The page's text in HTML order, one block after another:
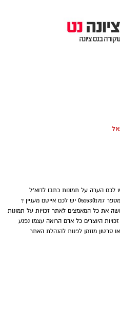
הערה על תמונות כתבו לדוא"ל
או בווטסאפ למספר 0515301717 יש לכם אייטם מעניין ?
את כל המאמצים לאתר זכויות על תמונות
בהתאם לסעיף 27א' לחוק זכויות היוצרים כל אדם הרואה עצמו נפגע
סרטון מוזמן לפנות להנהלת האתר